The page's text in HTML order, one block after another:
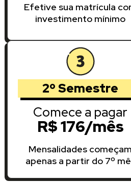
Efetive sua matrícula
investimento mínimo
2º Semestre
Comece a pagar
R$ 176/mês
Mensalidades começam
apenas a partir do 7º